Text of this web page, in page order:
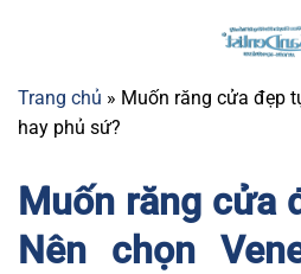
dungTrang chủ » Muốn răng cửa đẹp
hay phủ sứ?
Muốn răng cửa
Nên chọn